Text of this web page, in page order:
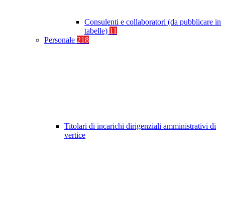
Consulenti e collaboratori (da pubblicare in
tabelle) 11
Personale 218
Titolari di incarichi dirigenziali amministrativi di
vertice